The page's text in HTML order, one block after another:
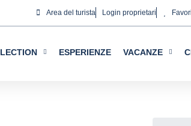
Area del turista Login proprietari
ESPERIENZE VACANZE
il corretto funzionamento del sito